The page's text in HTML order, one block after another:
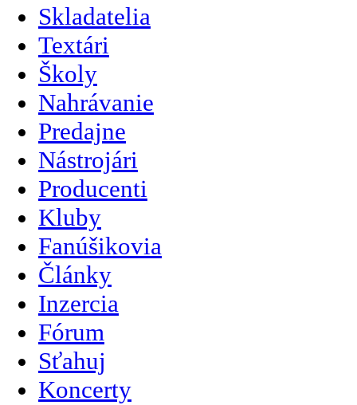
Skladatelia
Textári
Školy
Nahrávanie
Predajne
Nástrojári
Producenti
Kluby
Fanúšikovia
Články
Inzercia
Fórum
Sťahuj
Koncerty